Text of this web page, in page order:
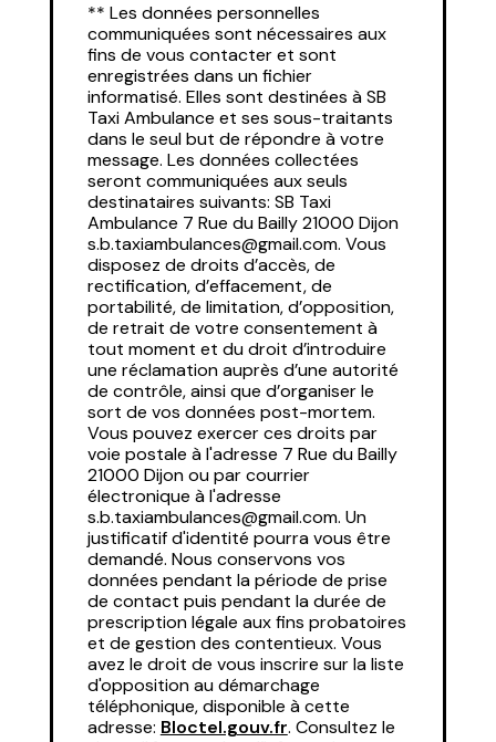
** Les données personnelles
communiquées sont nécessaires aux
fins de vous contacter et sont
enregistrées dans un fichier
informatisé. Elles sont destinées à SB
Taxi Ambulance et ses sous-traitants
dans le seul but de répondre à votre
message. Les données collectées
seront communiquées aux seuls
destinataires suivants: SB Taxi
Ambulance 7 Rue du Bailly 21000 Dijon
s.b.taxiambulances@gmail.com. Vous
disposez de droits d’accès, de
rectification, d’effacement, de
portabilité, de limitation, d’opposition,
de retrait de votre consentement à
tout moment et du droit d’introduire
une réclamation auprès d’une autorité
de contrôle, ainsi que d’organiser le
sort de vos données post-mortem.
Vous pouvez exercer ces droits par
voie postale à l'adresse 7 Rue du Bailly
21000 Dijon ou par courrier
électronique à l'adresse
s.b.taxiambulances@gmail.com. Un
justificatif d'identité pourra vous être
demandé. Nous conservons vos
données pendant la période de prise
de contact puis pendant la durée de
prescription légale aux fins probatoires
et de gestion des contentieux. Vous
avez le droit de vous inscrire sur la liste
d'opposition au démarchage
téléphonique, disponible à cette
adresse: Bloctel.gouv.fr. Consultez le